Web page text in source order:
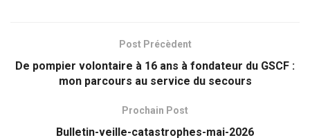
Post Précèdent
De pompier volontaire à 16 ans à fondateur du GSCF :
mon parcours au service du secours
Prochain Post
Bulletin-veille-catastrophes-mai-2026